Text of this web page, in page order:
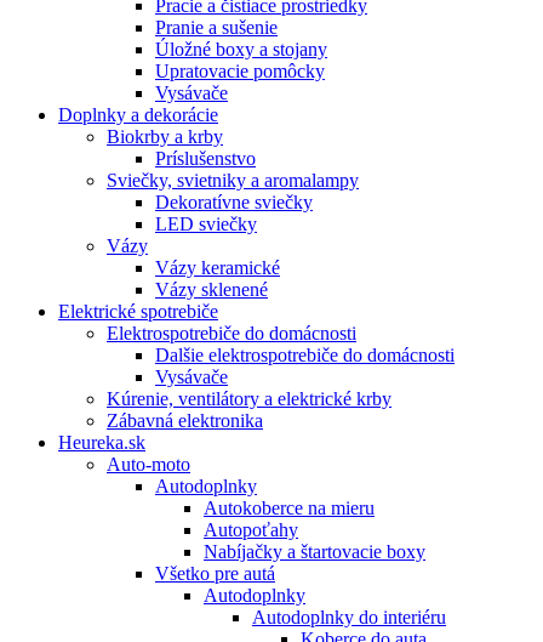
Pracie a čistiace prostriedky
Pranie a sušenie
Úložné boxy a stojany
Upratovacie pomôcky
Vysávače
Doplnky a dekorácie
Biokrby a krby
Príslušenstvo
Sviečky, svietniky a aromalampy
Dekoratívne sviečky
LED sviečky
Vázy
Vázy keramické
Vázy sklenené
Elektrické spotrebiče
Elektrospotrebiče do domácnosti
Dalšie elektrospotrebiče do domácnosti
Vysávače
Kúrenie, ventilátory a elektrické krby
Zábavná elektronika
Heureka.sk
Auto-moto
Autodoplnky
Autokoberce na mieru
Autopoťahy
Nabíjačky a štartovacie boxy
Všetko pre autá
Autodoplnky
Autodoplnky do interiéru